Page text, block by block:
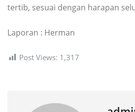
tertib, sesuai dengan harapan
Laporan : Herman
Post Views: 1,317